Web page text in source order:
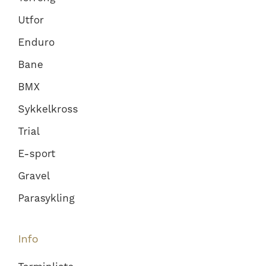
Utfor
Enduro
Bane
BMX
Sykkelkross
Trial
E-sport
Gravel
Parasykling
Info